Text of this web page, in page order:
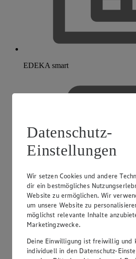
EDEKA smart
Datenschutz-
Einstellungen
Wir setzen Cookies und andere
dir ein bestmögliches
Website zu ermöglichen. Wir
um unsere Website zu
möglichst relevante Inhalte
Marketingzwecke.
Deine Einwilligung ist freiwillig und
individuell in den Datenschutz-